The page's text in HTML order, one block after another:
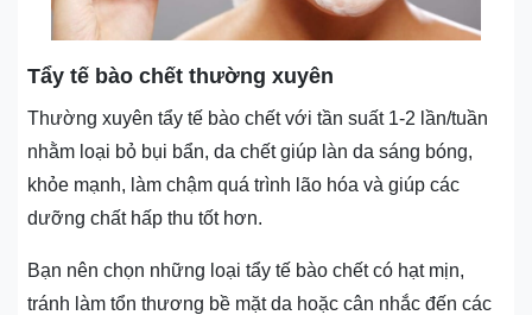
Tẩy tế bào chết thường xuyên
Thường xuyên tẩy tế bào chết với tần suất 1-2 lần/tuần
nhằm loại bỏ bụi bẩn, da chết giúp làn da sáng bóng,
khỏe mạnh, làm chậm quá trình lão hóa và giúp các
dưỡng chất hấp thu tốt hơn.
Bạn nên chọn những loại tẩy tế bào chết có hạt mịn,
tránh làm tổn thương bề mặt da hoặc cân nhắc đến các